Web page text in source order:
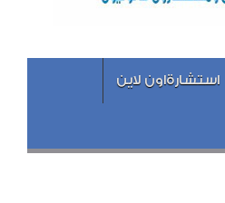
استشارةاون لاين